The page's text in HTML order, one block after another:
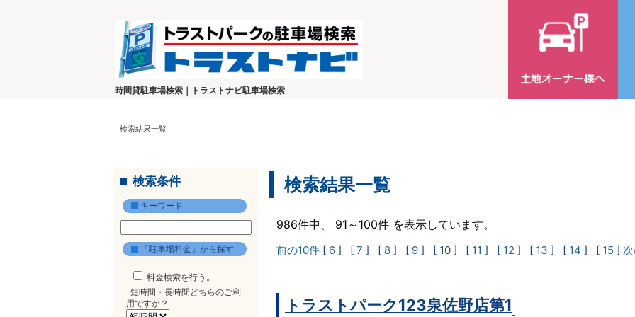
時間貸駐車場検索｜トラストナビ駐車場検索
検索結果一覧
検索条件
キーワード
「駐車場料金」から探す
料金検索を行う。
短時間・長時間どちらのご利
用ですか？
検索結果一覧
986件中、 91～100件 を表示しています。
前の10件 [ 6 ] [ 7 ] [ 8 ] [ 9 ] [ 10 ] [ 11 ] [ 12 ] [ 13 ] [ 14 ] [ 15 ]
トラストパーク123泉佐野店第1